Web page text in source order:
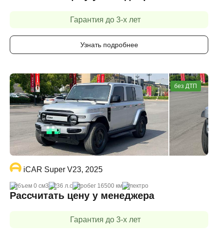
Гарантия до 3-х лет
Узнать подробнее
без ДТП
iCAR Super V23, 2025
объем 0 cм3 136 л.с пробег 16500 км электро
Рассчитать цену у менеджера
Гарантия до 3-х лет